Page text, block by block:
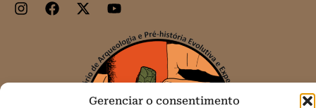
Gerenciar o consentimento